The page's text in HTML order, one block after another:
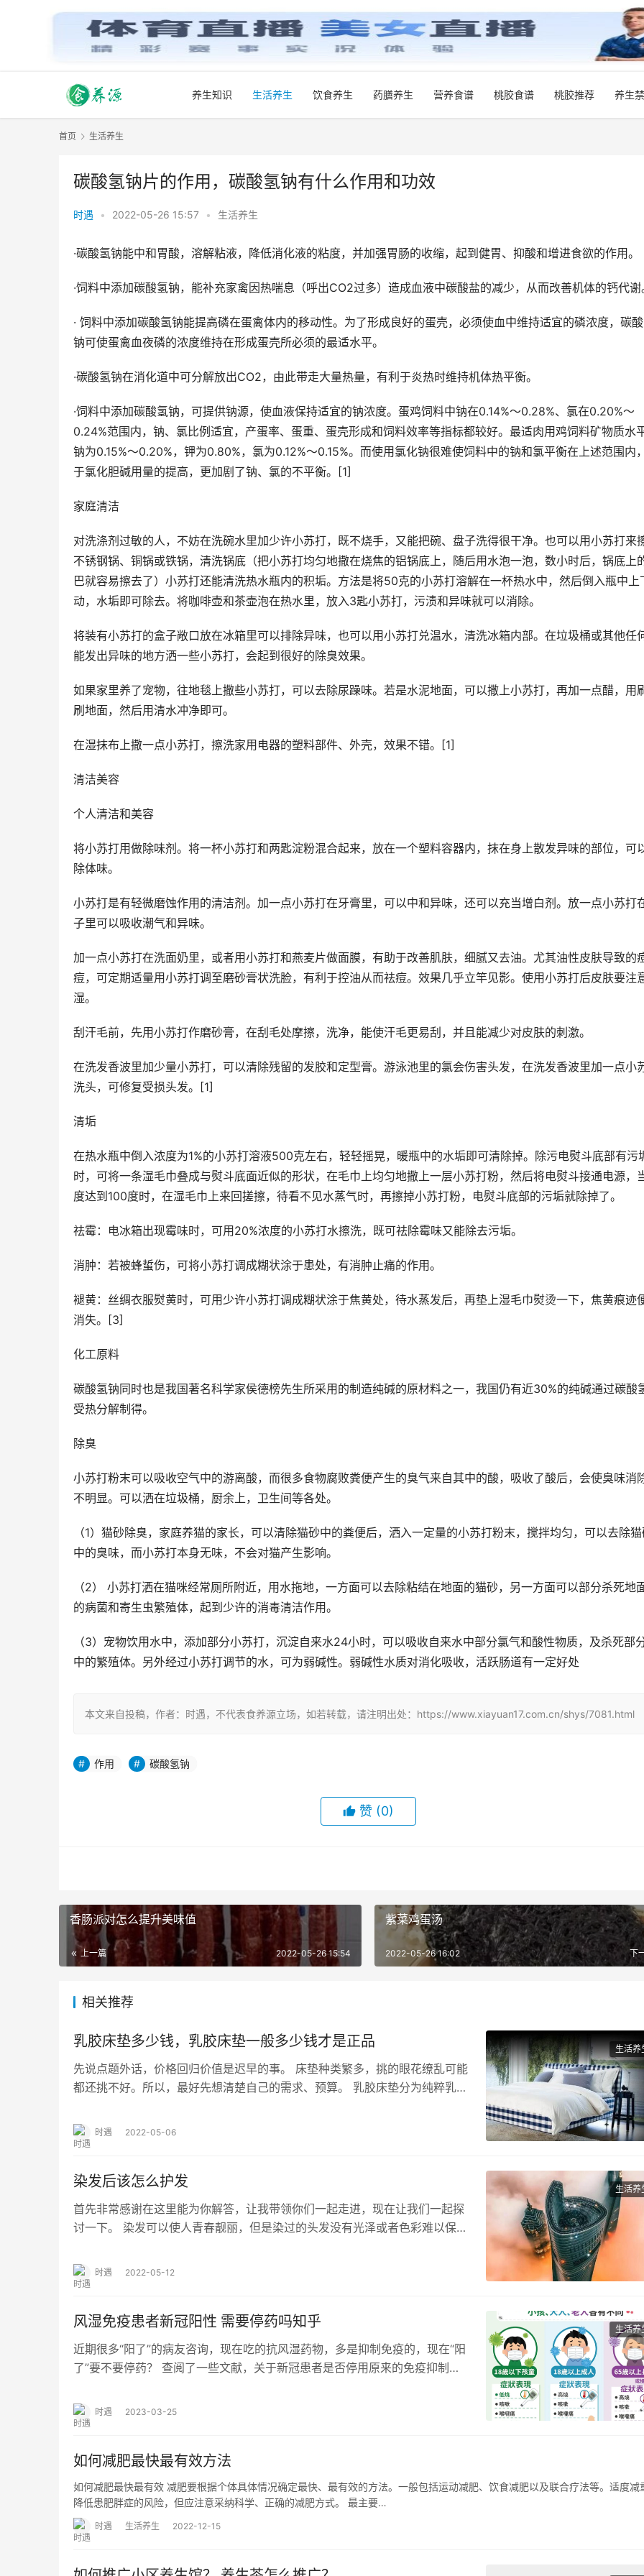
养生知识 生活养生 饮食养生 药膳养生 营养食谱 桃胶食谱 桃胶推荐 养生
首页 生活养生
碳酸氢钠片的作用，碳酸氢钠有什么作用和功效
时遇 • 2022-05-26 15:57 • 生活养生
·碳酸氢钠能中和胃酸，溶解粘液，降低消化液的粘度，并加强胃肠的收缩，起到健胃、抑酸和增进食欲的作用。
·饲料中添加碳酸氢钠，能补充家禽因热喘息（呼出CO2过多）造成血液中碳酸盐的减少，从而改善机体的钙代谢
· 饲料中添加碳酸氢钠能提高磷在蛋禽体内的移动性。为了形成良好的蛋壳，必须使血中维持适宜的磷浓度，碳
钠可使蛋禽血夜磷的浓度维持在形成蛋壳所必须的最适水平。
·碳酸氢钠在消化道中可分解放出CO2，由此带走大量热量，有利于炎热时维持机体热平衡。
·饲料中添加碳酸氢钠，可提供钠源，使血液保持适宜的钠浓度。蛋鸡饲料中钠在0.14%～0.28%、氯在0.20%～
0.24%范围内，钠、氯比例适宜，产蛋率、蛋重、蛋壳形成和饲料效率等指标都较好。最适肉用鸡饲料矿物质水
钠为0.15%～0.20%，钾为0.80%，氯为0.12%～0.15%。而使用氯化钠很难使饲料中的钠和氯平衡在上述范围内
于氯化胆碱用量的提高，更加剧了钠、氯的不平衡。[1]
家庭清洁
对洗涤剂过敏的人，不妨在洗碗水里加少许小苏打，既不烧手，又能把碗、盘子洗得很干净。也可以用小苏打来
不锈钢锅、铜锅或铁锅，清洗锅底（把小苏打均匀地撒在烧焦的铝锅底上，随后用水泡一泡，数小时后，锅底上
巴就容易擦去了）小苏打还能清洗热水瓶内的积垢。方法是将50克的小苏打溶解在一杯热水中，然后倒入瓶中上
动，水垢即可除去。将咖啡壶和茶壶泡在热水里，放入3匙小苏打，污渍和异味就可以消除。
将装有小苏打的盒子敞口放在冰箱里可以排除异味，也可以用小苏打兑温水，清洗冰箱内部。在垃圾桶或其他任
能发出异味的地方洒一些小苏打，会起到很好的除臭效果。
如果家里养了宠物，往地毯上撒些小苏打，可以去除尿躁味。若是水泥地面，可以撒上小苏打，再加一点醋，用
刷地面，然后用清水冲净即可。
在湿抹布上撒一点小苏打，擦洗家用电器的塑料部件、外壳，效果不错。[1]
清洁美容
个人清洁和美容
将小苏打用做除味剂。将一杯小苏打和两匙淀粉混合起来，放在一个塑料容器内，抹在身上散发异味的部位，可
除体味。
小苏打是有轻微磨蚀作用的清洁剂。加一点小苏打在牙膏里，可以中和异味，还可以充当增白剂。放一点小苏打
子里可以吸收潮气和异味。
加一点小苏打在洗面奶里，或者用小苏打和燕麦片做面膜，有助于改善肌肤，细腻又去油。尤其油性皮肤导致的
痘，可定期适量用小苏打调至磨砂膏状洗脸，有利于控油从而祛痘。效果几乎立竿见影。使用小苏打后皮肤要注
湿。
刮汗毛前，先用小苏打作磨砂膏，在刮毛处摩擦，洗净，能使汗毛更易刮，并且能减少对皮肤的刺激。
在洗发香波里加少量小苏打，可以清除残留的发胶和定型膏。游泳池里的氯会伤害头发，在洗发香波里加一点小
洗头，可修复受损头发。[1]
清垢
在热水瓶中倒入浓度为1%的小苏打溶液500克左右，轻轻摇晃，暖瓶中的水垢即可清除掉。除污电熨斗底部有污
时，可将一条湿毛巾叠成与熨斗底面近似的形状，在毛巾上均匀地撒上一层小苏打粉，然后将电熨斗接通电源，
度达到100度时，在湿毛巾上来回搓擦，待看不见水蒸气时，再擦掉小苏打粉，电熨斗底部的污垢就除掉了。
祛霉：电冰箱出现霉味时，可用20%浓度的小苏打水擦洗，既可祛除霉味又能除去污垢。
消肿：若被蜂蜇伤，可将小苏打调成糊状涂于患处，有消肿止痛的作用。
褪黄：丝绸衣服熨黄时，可用少许小苏打调成糊状涂于焦黄处，待水蒸发后，再垫上湿毛巾熨烫一下，焦黄痕迹
消失。[3]
化工原料
碳酸氢钠同时也是我国著名科学家侯德榜先生所采用的制造纯碱的原材料之一，我国仍有近30%的纯碱通过碳酸
受热分解制得。
除臭
小苏打粉末可以吸收空气中的游离酸，而很多食物腐败粪便产生的臭气来自其中的酸，吸收了酸后，会使臭味消
不明显。可以洒在垃圾桶，厨余上，卫生间等各处。
（1）猫砂除臭，家庭养猫的家长，可以清除猫砂中的粪便后，洒入一定量的小苏打粉末，搅拌均匀，可以去除
中的臭味，而小苏打本身无味，不会对猫产生影响。
（2） 小苏打洒在猫咪经常厕所附近，用水拖地，一方面可以去除粘结在地面的猫砂，另一方面可以部分杀死地
的病菌和寄生虫繁殖体，起到少许的消毒清洁作用。
（3）宠物饮用水中，添加部分小苏打，沉淀自来水24小时，可以吸收自来水中部分氯气和酸性物质，及杀死部
中的繁殖体。另外经过小苏打调节的水，可为弱碱性。弱碱性水质对消化吸收，活跃肠道有一定好处
本文来自投稿，作者：时遇，不代表食养源立场，如若转载，请注明出处：https://www.xiayuan17.com.cn/shys/7081.html
作用 碳酸氢钠
赞 (0)
香肠派对怎么提升美味值
上一篇 2022-05-26 15:54
紫菜鸡蛋汤
下
2022-05-26 16:02
相关推荐
生活养
乳胶床垫多少钱，乳胶床垫一般多少钱才是正品
先说点题外话，价格回归价值是迟早的事。 床垫种类繁多，挑的眼花缭乱可能
都还挑不好。所以，最好先想清楚自己的需求、预算。 乳胶床垫分为纯粹乳胶
时遇 2022-05-06
生活养
染发后该怎么护发
首先非常感谢在这里能为你解答，让我带领你们一起走进，现在让我们一起探
讨一下。 染发可以使人青春靓丽，但是染过的头发没有光泽或者色彩难以保
时遇 2022-05-12
生活养
风湿免疫患者新冠阳性 需要停药吗知乎
近期很多“阳了”的病友咨询，现在吃的抗风湿药物，多是抑制免疫的，现在“阳
了”要不要停药？ 查阅了一些文献，关于新冠患者是否停用原来的免疫抑制
时遇 2023-03-25
如何减肥最快最有效方法
如何减肥最快最有效 减肥要根据个体具体情况确定最快、最有效的方法。一般包括运动减肥、饮食减肥以及联合疗法等。适度减
降低患肥胖症的风险，但应注意采纳科学、正确的减肥方式。 最主要…
时遇 生活养生 2022-12-15